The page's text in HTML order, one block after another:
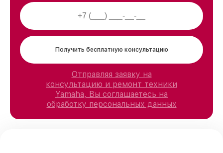
Получить бесплатную консультацию
Отправляя заявку на
консультацию и ремонт техники
Yamaha, Вы соглашаетесь на
обработку персональных данных